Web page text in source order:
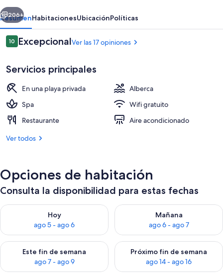
Villa, varias camas (Water Pool Villa)
Siguiente
206+
ResumenHabitacionesUbicaciónPolíticas
Opiniones
1010 de 10,
ExcepcionalVer las 17 opiniones
Servicios principales
En una playa privada
Alberca
Spa
Wifi gratuito
Restaurante
Aire acondicionado
Ver todos
Opciones de habitación
Consulta la disponibilidad para estas fechas
Hoy
ago 5 - ago 6
Consulta la disponibilidad para hoy ago 5 - ago 6
Mañana
ago 6 - ago 7
Consulta la disponibilidad
Este fin de semana
ago 7 - ago 9
Consulta la disponibilidad para este fin de semana ago 7 -
Próximo fin de semana
ago 14 - ago 16
Consulta la disponibilidad